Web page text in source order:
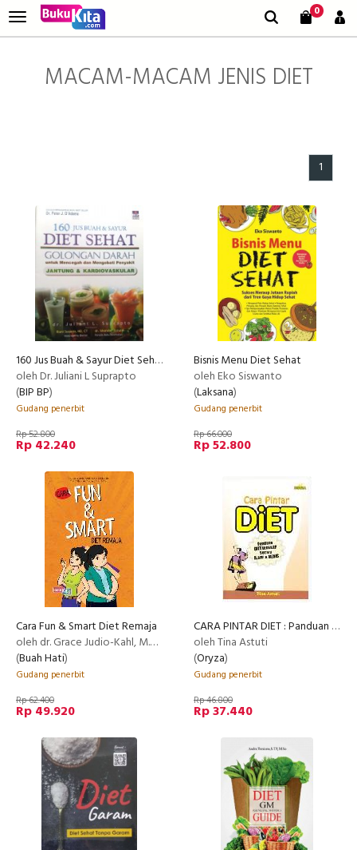
0
MACAM-MACAM JENIS DIET
1
160 Jus Buah & Sayur Diet Sehat Golongan Darah untuk mencegah dan mengobati penyakit jantung & kardiovaskular (Disc 50%)
oleh Dr. Juliani L Suprapto
(BIP BP)
Gudang penerbit
Rp 52.800
Rp 42.240
Bisnis Menu Diet Sehat
oleh Eko Siswanto
(Laksana)
Gudang penerbit
Rp 66.000
Rp 52.800
Cara Fun & Smart Diet Remaja
oleh dr. Grace Judio-Kahl, M.Sc.,M.H, CHt., Tara Adhisti de Thouars, B.A., M.Psi
(Buah Hati)
Gudang penerbit
Rp 62.400
Rp 49.920
CARA PINTAR DIET : Panduan Diet Lengkap Secara Alami dan Medis
oleh Tina Astuti
(Oryza)
Gudang penerbit
Rp 46.800
Rp 37.440